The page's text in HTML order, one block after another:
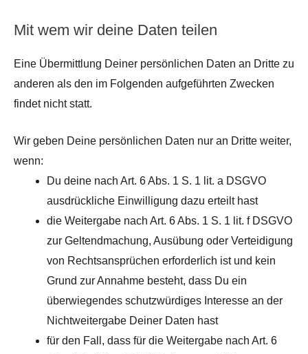
Mit wem wir deine Daten teilen
Eine Übermittlung Deiner persönlichen Daten an Dritte zu
anderen als den im Folgenden aufgeführten Zwecken
findet nicht statt.
Wir geben Deine persönlichen Daten nur an Dritte weiter,
wenn:
Du deine nach Art. 6 Abs. 1 S. 1 lit. a DSGVO
ausdrückliche Einwilligung dazu erteilt hast
die Weitergabe nach Art. 6 Abs. 1 S. 1 lit. f DSGVO
zur Geltendmachung, Ausübung oder Verteidigung
von Rechtsansprüchen erforderlich ist und kein
Grund zur Annahme besteht, dass Du ein
überwiegendes schutzwürdiges Interesse an der
Nichtweitergabe Deiner Daten hast
für den Fall, dass für die Weitergabe nach Art. 6